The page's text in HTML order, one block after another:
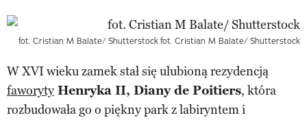
fot. Cristian M Balate/ Shutterstock fot. Cristian M Balate/ Shutterstock
W XVI wieku zamek stał się ulubioną rezydencją
faworyty Henryka II, Diany de Poitiers, która
rozbudowała go o piękny park z labiryntem i